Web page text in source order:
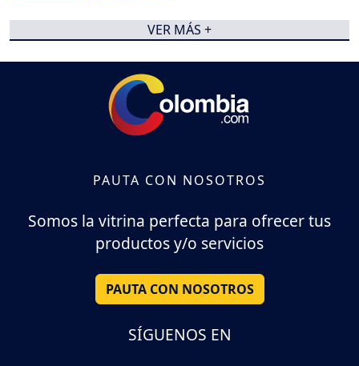
VER MÁS +
PAUTA CON NOSOTROS
Somos la vitrina perfecta para ofrecer tus
productos y/o servicios
PAUTA CON NOSOTROS
SÍGUENOS EN